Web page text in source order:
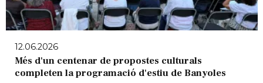
12.06.2026
Més d'un centenar de propostes culturals
completen la programació d'estiu de Banyoles